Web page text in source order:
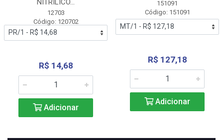
NITRÍLICO...
12703
Código: 120702
R$ 14,68
Adicionar
151091
Código: 151091
R$ 127,18
Adicionar